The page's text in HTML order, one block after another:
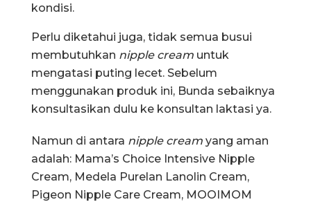
kondisi.
Perlu diketahui juga, tidak semua busui
membutuhkan nipple cream untuk
mengatasi puting lecet. Sebelum
menggunakan produk ini, Bunda sebaiknya
konsultasikan dulu ke konsultan laktasi ya.
Namun di antara nipple cream yang aman
adalah: Mama’s Choice Intensive Nipple
Cream, Medela Purelan Lanolin Cream,
Pigeon Nipple Care Cream, MOOIMOM